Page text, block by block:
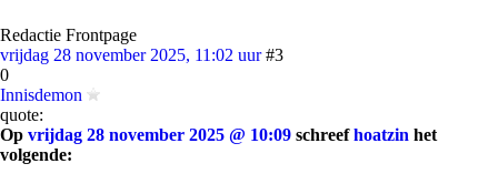
Redactie Frontpage
vrijdag 28 november 2025, 11:02 uur #3
0
Innisdemon
quote:
Op vrijdag 28 november 2025 @ 10:09 schreefhoatzin het
volgende: